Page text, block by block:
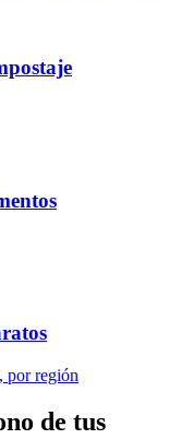
por región
de tus